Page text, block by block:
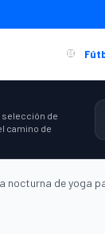
selección de
camino de